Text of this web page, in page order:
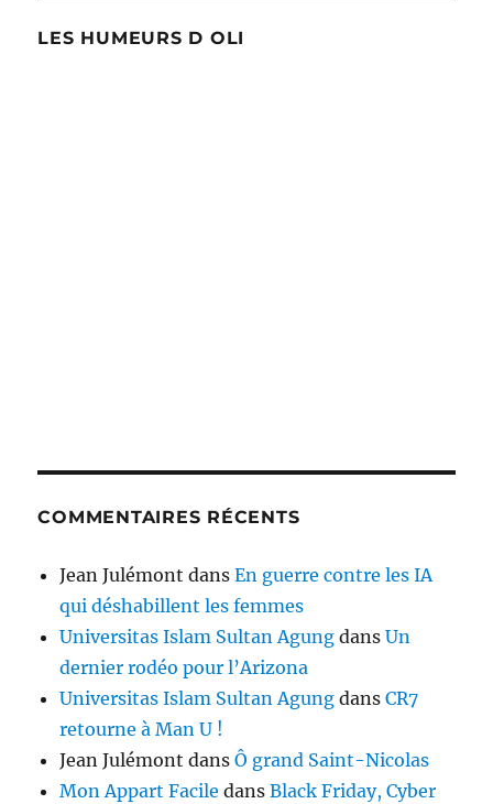
LES HUMEURS D OLI
COMMENTAIRES RÉCENTS
Jean Julémont dansEn guerre contre les IA
qui déshabillent les femmes
Universitas Islam Sultan Agung dansUn
dernier rodéo pour l’Arizona
Universitas Islam Sultan Agung dansCR7
retourne à Man U !
Jean Julémont dansÔ grand Saint-Nicolas
Mon Appart Facile dansBlack Friday, Cyber